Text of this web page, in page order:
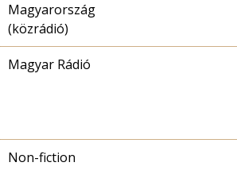
Magyarország
(közrádió)
Magyar Rádió
Non-fiction